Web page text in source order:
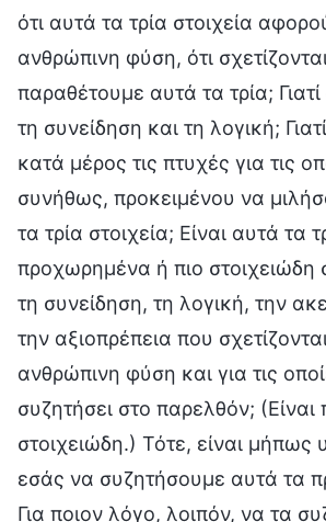
ότι αυτά τα τρία στοιχεία
ανθρώπινη φύση, ότι
παραθέτουμε αυτά τα τρία;
τη συνείδηση και τη λογική;
κατά μέρος τις πτυχές για τις
συνήθως, προκειμένου να
τα τρία στοιχεία; Είναι αυτά τα
προχωρημένα ή πιο στοιχειώδη
τη συνείδηση, τη λογική, την
την αξιοπρέπεια που
ανθρώπινη φύση και για τις
συζητήσει στο παρελθόν; (Είναι
στοιχειώδη.) Τότε, είναι μήπως
εσάς να συζητήσουμε αυτά τα
Για ποιον λόγο, λοιπόν, να τα